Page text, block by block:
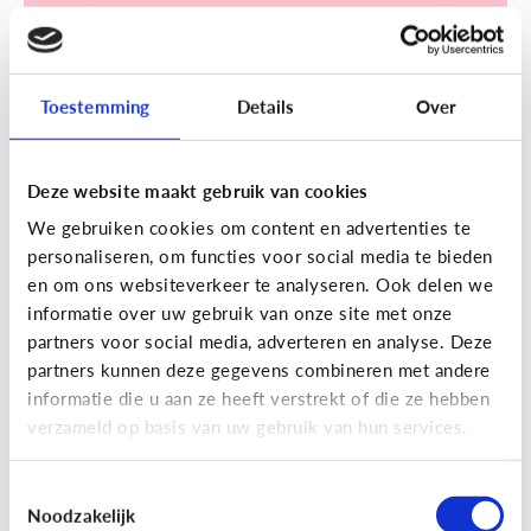
Toestemming Details Over
Deze website maakt gebruik van cookies
We gebruiken cookies om content en advertenties te
personaliseren, om functies voor social media te bieden
en om ons websiteverkeer te analyseren. Ook delen we
informatie over uw gebruik van onze site met onze
partners voor social media, adverteren en analyse. Deze
partners kunnen deze gegevens combineren met andere
informatie die u aan ze heeft verstrekt of die ze hebben
verzameld op basis van uw gebruik van hun services.
Noodzakelijk
Ontdek de checklist!
Sociale media
Influencers, de grote helden van
mijn kind! Maar waarom toch?